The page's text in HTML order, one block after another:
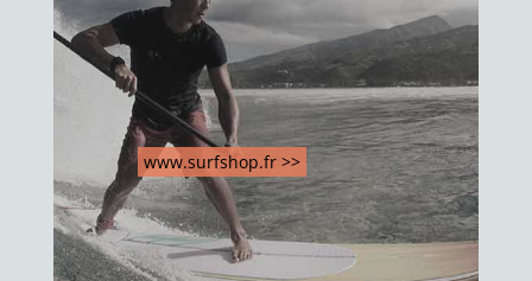
www.surfshop.fr >>